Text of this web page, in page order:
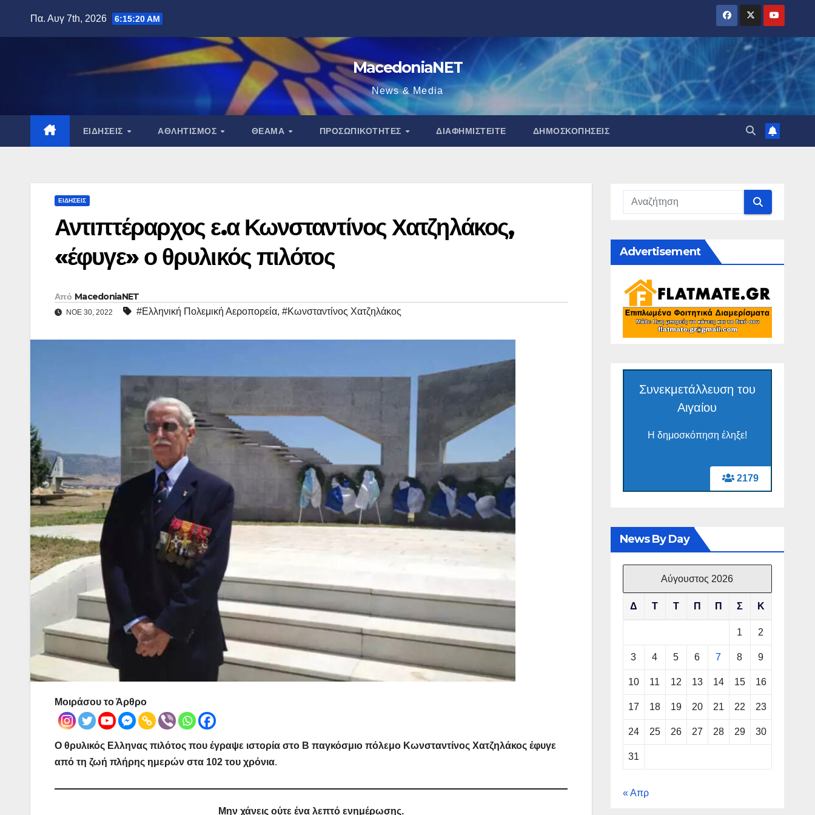
Πα. Αυγ 7th, 2026 6:15:21 AM
MacedoniaNET
News & Media
ΕΙΔΉΣΕΙΣ ΑΘΛΗΤΙΣΜΌΣ ΘΈΑΜΑ ΠΡΟΣΩΠΙΚΌΤΗΤΕΣ ΔΙΑΦΗΜΙΣΤΕΊΤΕ ΔΗΜΟΣΚΟΠΉΣΕΙΣ
ΕΙΔΉΣΕΙΣ
Αντιπτέραρχος ε.α Κωνσταντίνος Χατζηλάκος,
«έφυγε» ο θρυλικός πιλότος
Από MacedoniaNET
ΝΟΈ 30, 2022 #Ελληνική Πολεμική Αεροπορεία, #Κωνσταντίνος Χατζηλάκος
Μοιράσου το Άρθρο
Ο θρυλικός Ελληνας πιλότος που έγραψε ιστορία στο Β παγκόσμιο πόλεμο Κωνσταντίνος Χατζηλάκος έφυγε
από τη ζωή πλήρης ημερών στα 102 του χρόνια.
Μην χάνεις ούτε ένα λεπτό ενημέρωσης.
Advertisement
2179
Συνεκμετάλλευση του
Αιγαίου
Η δημοσκόπηση έληξε!
News By Day
Αύγουστος 2026
Δ Τ Τ Π Π Σ Κ
1 2
3 4 5 6 7 8 9
10 11 12 13 14 15 16
17 18 19 20 21 22 23
24 25 26 27 28 29 30
31
« Απρ